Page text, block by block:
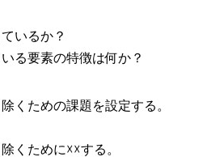
いるか？
る要素の特徴は何か？
くための課題を設定する。
くために☓☓する。